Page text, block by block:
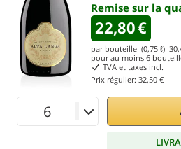
Remise sur la
22,80€
par bouteille (0,75 ℓ)
pour au moins 6
TVA et taxes incl.
Prix régulier: 32,50 €